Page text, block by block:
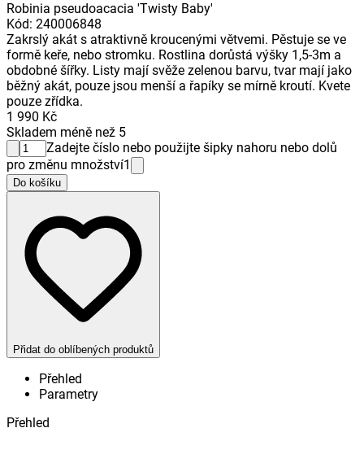
Robinia pseudoacacia 'Twisty Baby'
Kód: 240006848
Zakrslý akát s atraktivně kroucenými větvemi. Pěstuje se ve
formě keře, nebo stromku. Rostlina dorůstá výšky 1,5-3m a
obdobné šířky. Listy mají svěže zelenou barvu, tvar mají jako
běžný akát, pouze jsou menší a řapíky se mírně kroutí. Kvete
pouze zřídka.
1 990 Kč
Skladem méně než 5
Zadejte číslo nebo použijte šipky nahoru nebo dolů
pro změnu množství1
Do košíku
Přidat do oblíbených produktů
Přehled
Parametry
Přehled